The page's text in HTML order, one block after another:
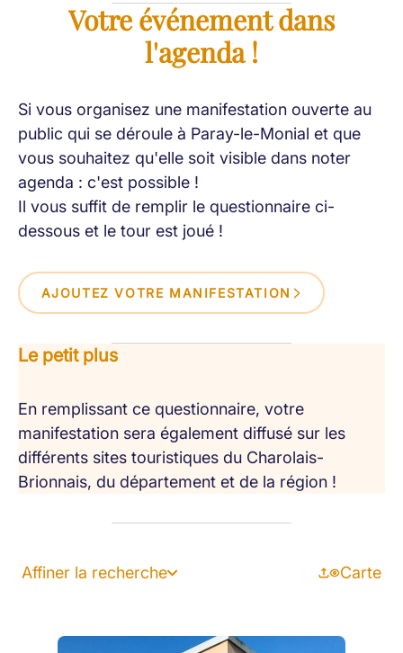
Votre événement dans
l'agenda !
Si vous organisez une manifestation ouverte au
public qui se déroule à Paray-le-Monial et que
vous souhaitez qu'elle soit visible dans noter
agenda : c'est possible !
Il vous suffit de remplir le questionnaire ci-
dessous et le tour est joué !
AJOUTEZ VOTRE MANIFESTATION
Le petit plus
En remplissant ce questionnaire, votre
manifestation sera également diffusé sur les
différents sites touristiques du Charolais-
Brionnais, du département et de la région !
Affiner la recherche Carte